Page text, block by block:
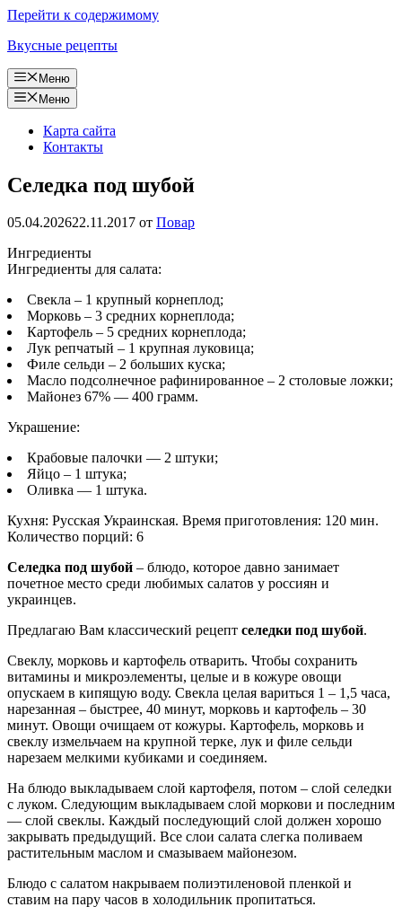
Перейти к содержимому
Вкусные рецепты
Меню
Меню
Карта сайта
Контакты
Селедка под шубой
05.04.202622.11.2017 от Повар
Ингредиенты
Ингредиенты для салата:
Свекла – 1 крупный корнеплод;
Морковь – 3 средних корнеплода;
Картофель – 5 средних корнеплода;
Лук репчатый – 1 крупная луковица;
Филе сельди – 2 больших куска;
Масло подсолнечное рафинированное – 2 столовые ложки;
Майонез 67% — 400 грамм.
Украшение:
Крабовые палочки — 2 штуки;
Яйцо – 1 штука;
Оливка — 1 штука.
Кухня: Русская Украинская. Время приготовления: 120 мин.
Количество порций: 6
Селедка под шубой – блюдо, которое давно занимает
почетное место среди любимых салатов у россиян и
украинцев.
Предлагаю Вам классический рецепт селедки под шубой.
Свеклу, морковь и картофель отварить. Чтобы сохранить
витамины и микроэлементы, целые и в кожуре овощи
опускаем в кипящую воду. Свекла целая вариться 1 – 1,5 часа,
нарезанная – быстрее, 40 минут, морковь и картофель – 30
минут. Овощи очищаем от кожуры. Картофель, морковь и
свеклу измельчаем на крупной терке, лук и филе сельди
нарезаем мелкими кубиками и соединяем.
На блюдо выкладываем слой картофеля, потом – слой селедки
с луком. Следующим выкладываем слой моркови и последним
— слой свеклы. Каждый последующий слой должен хорошо
закрывать предыдущий. Все слои салата слегка поливаем
растительным маслом и смазываем майонезом.
Блюдо с салатом накрываем полиэтиленовой пленкой и
ставим на пару часов в холодильник пропитаться.